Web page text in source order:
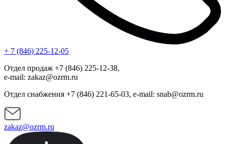
+ 7 (846) 225-12-05
Отдел продаж +7 (846) 225-12-38,
e-mail: zakaz@ozrm.ru
Отдел снабжения +7 (846) 221-65-03, e-mail: snab@ozrm.ru
zakaz@ozrm.ru